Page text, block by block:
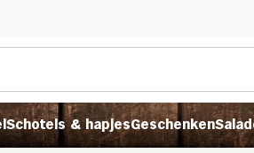
Schotels & hapjesGeschenken